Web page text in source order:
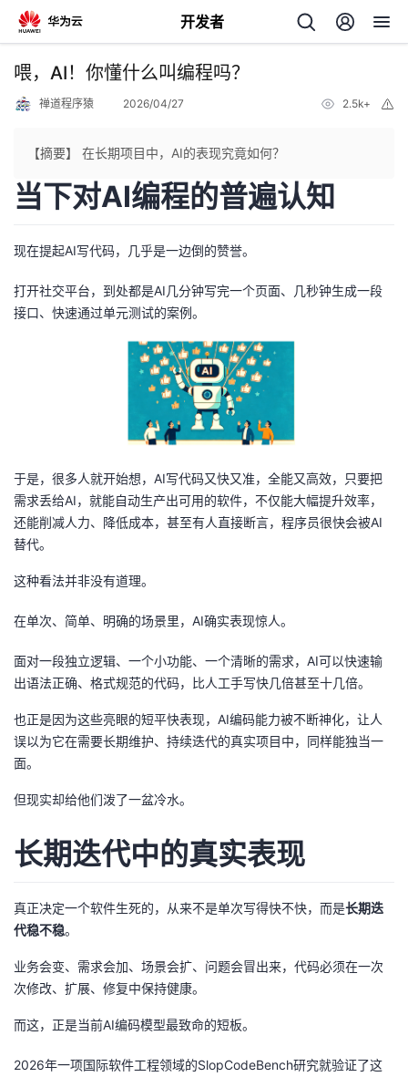
开发者
返
人
主
我
的
我
的
博
客
我
的
论
坛
我
的
圈
我
的
播
我
活
动
的
关
注
我
的
开
者
学
堂
我
我
的
我
支
持
的
我
喂，AI！你懂什么叫编程吗？
禅道程序猿 2026/04/27 2.5k+
【摘要】 在长期项目中，AI的表现究竟如何？
当下对AI编程的普遍认知
现在提起AI写代码，几乎是一边倒的赞誉。
打开社交平台，到处都是AI几分钟写完一个页面、几秒钟生成一段
接口、快速通过单元测试的案例。
于是，很多人就开始想，AI写代码又快又准，全能又高效，只要把
需求丢给AI，就能自动生产出可用的软件，不仅能大幅提升效率，
还能削减人力、降低成本，甚至有人直接断言，程序员很快会被AI
替代。
这种看法并非没有道理。
在单次、简单、明确的场景里，AI确实表现惊人。
面对一段独立逻辑、一个小功能、一个清晰的需求，AI可以快速输
出语法正确、格式规范的代码，比人工手写快几倍甚至十几倍。
也正是因为这些亮眼的短平快表现，AI编码能力被不断神化，让人
误以为它在需要长期维护、持续迭代的真实项目中，同样能独当一
面。
但现实却给他们泼了一盆冷水。
长期迭代中的真实表现
真正决定一个软件生死的，从来不是单次写得快不快，而是长期迭
代稳不稳。
业务会变、需求会加、场景会扩、问题会冒出来，代码必须在一次
次修改、扩展、修复中保持健康。
而这，正是当前AI编码模型最致命的短板。
2026年一项国际软件工程领域的SlopCodeBench研究就验证了这